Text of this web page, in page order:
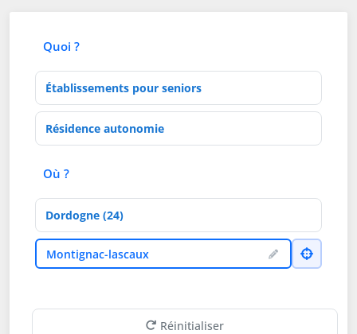
Quoi ?
Type d'établissement
Activités de soins
Où ?
Département
VilleMontignac-lascaux
Réinitialiser